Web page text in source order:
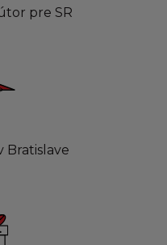
pre SR
Bratislave